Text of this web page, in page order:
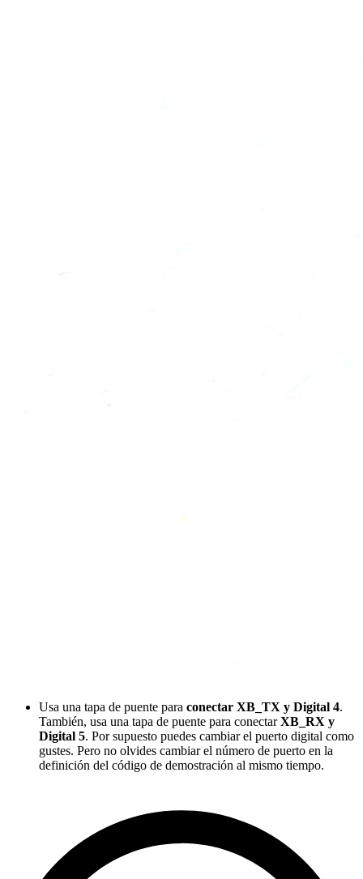
Usa una tapa de puente para conectar XB_TX y Digital 4.
También, usa una tapa de puente para conectarXB_RX y
Digital 5. Por supuesto puedes cambiar el puerto digital como
gustes. Pero no olvides cambiar el número de puerto en la
definición del código de demostración al mismo tiempo.